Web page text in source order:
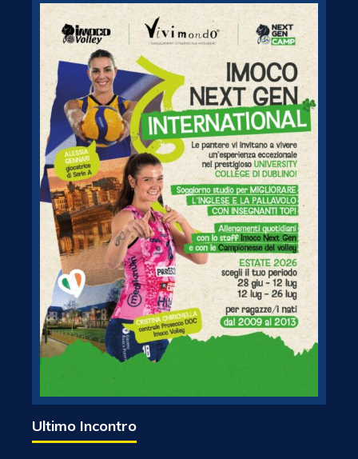
Ultimo Incontro